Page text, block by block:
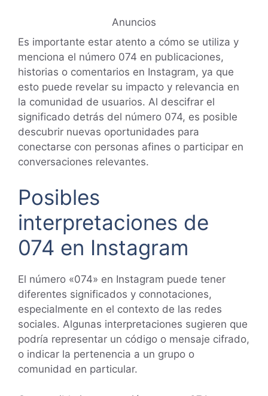
Anuncios
Es importante estar atento a cómo se utiliza y
menciona el número 074 en publicaciones,
historias o comentarios en Instagram, ya que
esto puede revelar su impacto y relevancia en
la comunidad de usuarios. Al descifrar el
significado detrás del número 074, es posible
descubrir nuevas oportunidades para
conectarse con personas afines o participar en
conversaciones relevantes.
Posibles
interpretaciones de
074 en Instagram
El número «074» en Instagram puede tener
diferentes significados y connotaciones,
especialmente en el contexto de las redes
sociales. Algunas interpretaciones sugieren que
podría representar un código o mensaje cifrado,
o indicar la pertenencia a un grupo o
comunidad en particular.